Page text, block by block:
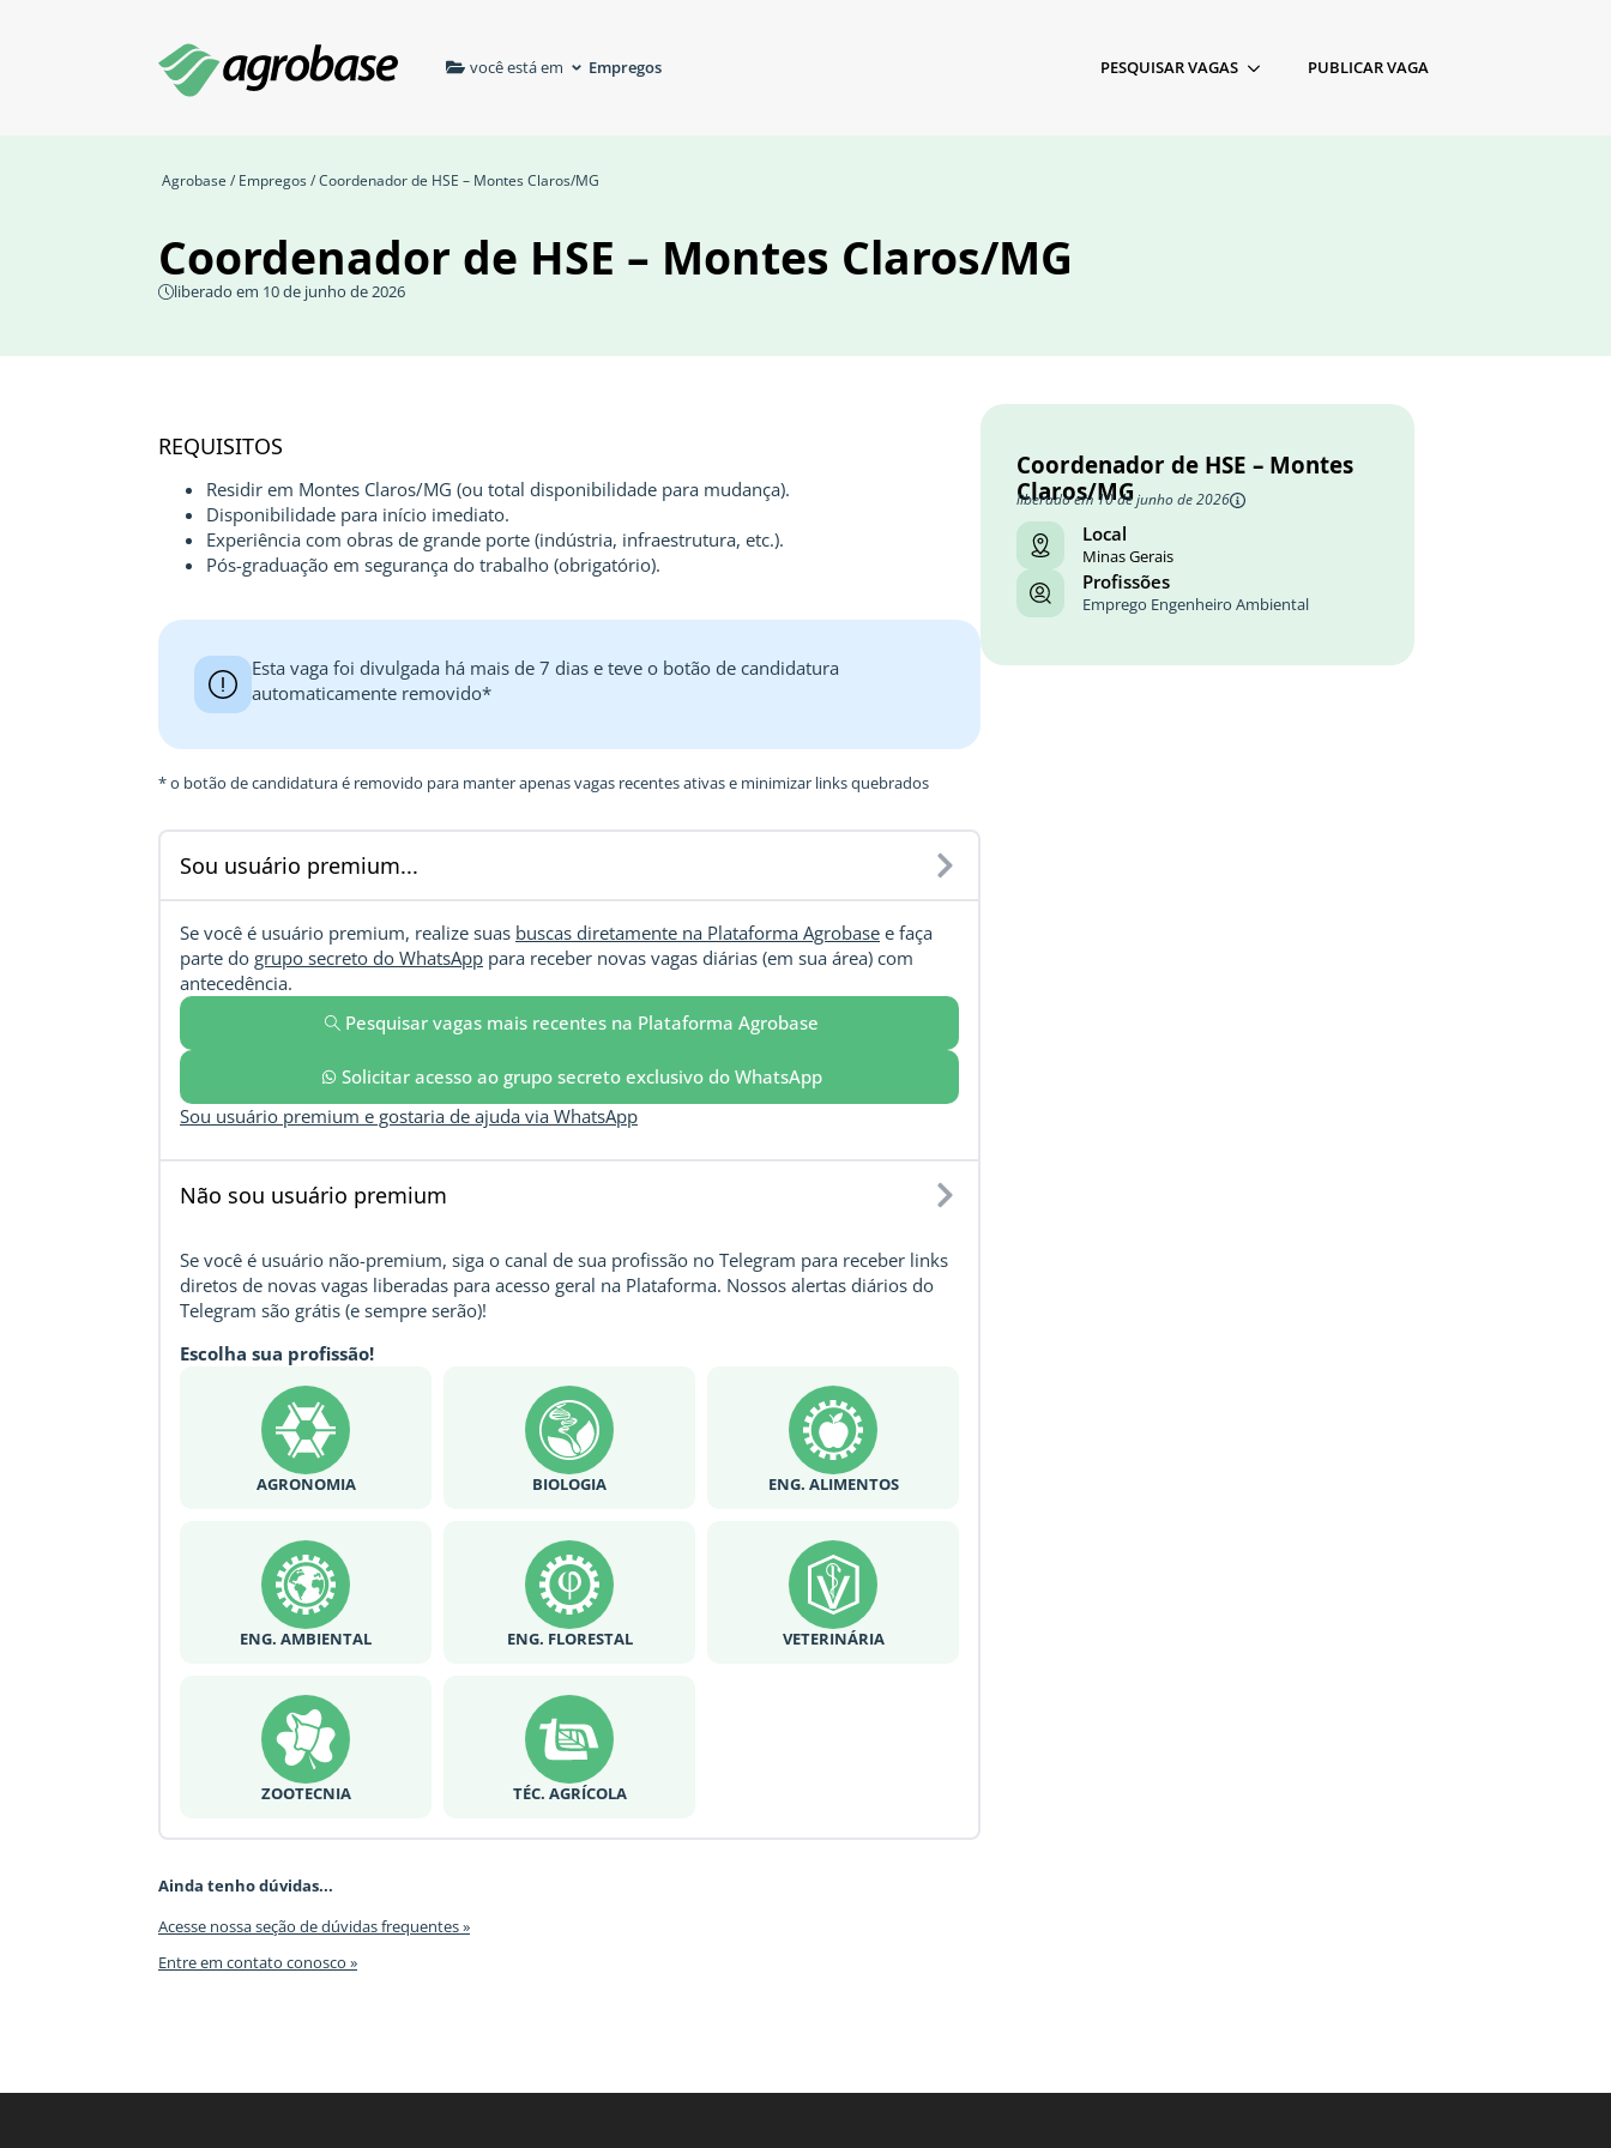
você está em Empregos PESQUISAR VAGAS PUBLICAR VAGA
Agrobase / Empregos/ Coordenador de HSE – Montes Claros/MG
Coordenador de HSE – Montes Claros/MG
liberado em 10 de junho de 2026
REQUISITOS
Residir em Montes Claros/MG (ou total disponibilidade para mudança).
Disponibilidade para início imediato.
Experiência com obras de grande porte (indústria, infraestrutura, etc.).
Pós-graduação em segurança do trabalho (obrigatório).
Esta vaga foi divulgada há mais de 7 dias e teve o botão de candidatura
automaticamente removido*
* o botão de candidatura é removido para manter apenas vagas recentes ativas e minimizar links quebrados
Sou usuário premium...
Se você é usuário premium, realize suas buscas diretamente na Plataforma Agrobase e faça
parte do grupo secreto do WhatsApp para receber novas vagas diárias (em sua área) com
antecedência.
Pesquisar vagas mais recentes na Plataforma Agrobase
Solicitar acesso ao grupo secreto exclusivo do WhatsApp
Sou usuário premium e gostaria de ajuda via WhatsApp
Não sou usuário premium
Se você é usuário não-premium, siga o canal de sua profissão no Telegram para receber links
diretos de novas vagas liberadas para acesso geral na Plataforma. Nossos alertas diários do
Telegram são grátis (e sempre serão)!
Escolha sua profissão!
AGRONOMIA BIOLOGIA ENG. ALIMENTOS
ENG. AMBIENTAL ENG. FLORESTAL VETERINÁRIA
ZOOTECNIA TÉC. AGRÍCOLA
Ainda tenho dúvidas...
Acesse nossa seção de dúvidas frequentes »
Entre em contato conosco »
Coordenador de HSE – Montes
Claros/MG
liberado em 10 de junho de 2026
Local
Minas Gerais
Profissões
Emprego Engenheiro Ambiental